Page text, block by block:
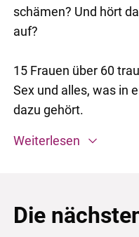
schämen? Und hört
auf?
15 Frauen über 60
Sex und alles, was in
dazu gehört.
Weiterlesen
Die